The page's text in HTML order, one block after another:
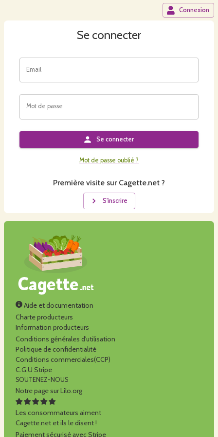
Connexion
Se connecter
Email
Mot de passe
Se connecter
Mot de passe oublié ?
Première visite sur Cagette.net ?
S'inscrire
Aide et documentation
Charte producteurs
Information producteurs
Conditions générales d'utilisation
Politique de confidentialité
Conditions commerciales(CCP)
C.G.U Stripe
SOUTENEZ-NOUS
Notre page sur Lilo.org
Les consommateurs aiment
Cagette.net et ils le disent !
Paiement sécurisé avec Stripe